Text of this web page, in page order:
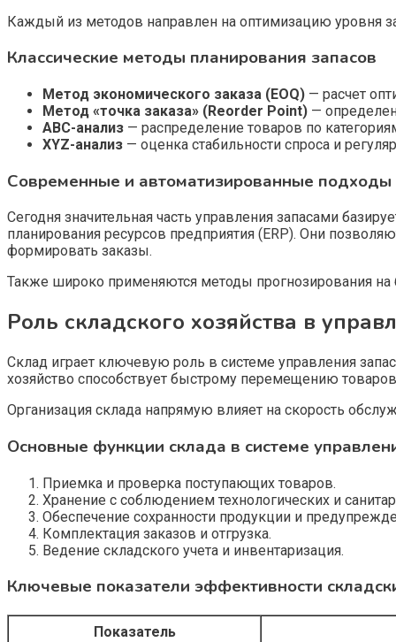
Каждый из методов направлен на оптимизацию уровня
Классические методы планирования запасов
Метод экономического заказа (EOQ) — расчет
Метод «точка заказа» (Reorder Point) —
ABC-анализ — распределение товаров по
XYZ-анализ — оценка стабильности спроса и
Современные и автоматизированные подходы
Сегодня значительная часть управления запасами
планирования ресурсов предприятия (ERP). Они
формировать заказы.
Также широко применяются методы прогнозирования
Роль складского хозяйства в
Склад играет ключевую роль в системе управления
хозяйство способствует быстрому перемещению
Организация склада напрямую влияет на скорость
Основные функции склада в системе
Приемка и проверка поступающих товаров.
Хранение с соблюдением технологических и
Обеспечение сохранности продукции и
Комплектация заказов и отгрузка.
Ведение складского учета и инвентаризация.
Ключевые показатели эффективности
Показатель